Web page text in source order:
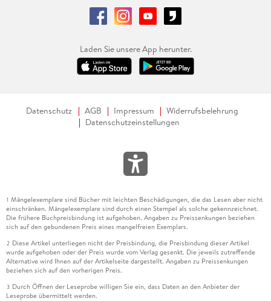
Laden Sie unsere App herunter.
Datenschutz AGB Impressum
Widerrufsbelehrung
Datenschutzeinstellungen
1 Mängelexemplare sind Bücher mit leichten Beschädigungen, die das Lesen aber nicht
einschränken. Mängelexemplare sind durch einen Stempel als solche gekennzeichnet.
Die frühere Buchpreisbindung ist aufgehoben. Angaben zu Preissenkungen beziehen
sich auf den gebundenen Preis eines mangelfreien Exemplars.
2 Diese Artikel unterliegen nicht der Preisbindung, die Preisbindung dieser Artikel
wurde aufgehoben oder der Preis wurde vom Verlag gesenkt. Die jeweils zutreffende
Alternative wird Ihnen auf der Artikelseite dargestellt. Angaben zu Preissenkungen
beziehen sich auf den vorherigen Preis.
3 Durch Öffnen der Leseprobe willigen Sie ein, dass Daten an den Anbieter der
Leseprobe übermittelt werden.